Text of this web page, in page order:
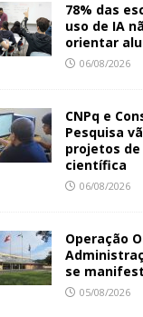
78% das
uso de IA
orientar
06/08/2026
CNPq e
Pesquisa
projetos
científica
06/08/2026
Operação
se
05/08/2026